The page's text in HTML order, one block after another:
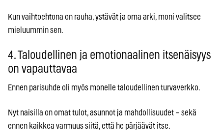
Kun vaihtoehtona on rauha, ystävät ja oma arki, moni valitsee
mieluummin sen.
4. Taloudellinen ja emotionaalinen itsenäisyys
on vapauttavaa
Ennen parisuhde oli myös monelle taloudellinen turvaverkko.
Nyt naisilla on omat tulot, asunnot ja mahdollisuudet – sekä
ennen kaikkea varmuus siitä, että he pärjäävät itse.